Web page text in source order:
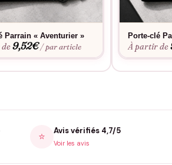
Parrain « Aventurier »
9,52€ / par article
Porte-clé
À partir de
⭐ Avis vérifiés 4,7/5
Voir les avis